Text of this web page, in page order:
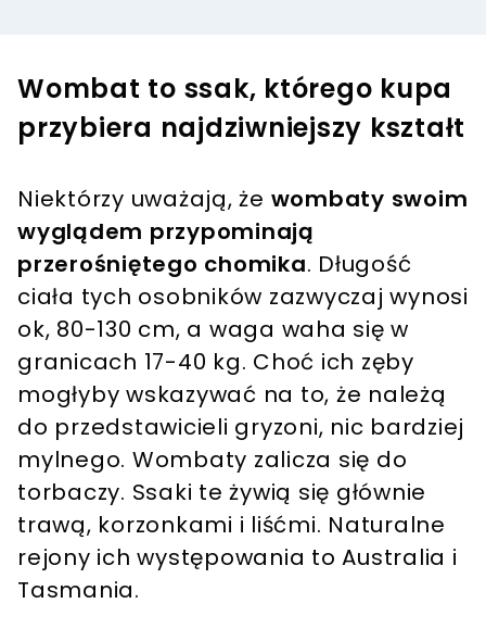
Wombat to ssak, którego kupa
przybiera najdziwniejszy kształt
Niektórzy uważają, że wombaty swoim
wyglądem przypominają
przerośniętego chomika. Długość
ciała tych osobników zazwyczaj wynosi
ok, 80-130 cm, a waga waha się w
granicach 17-40 kg. Choć ich zęby
mogłyby wskazywać na to, że należą
do przedstawicieli gryzoni, nic bardziej
mylnego. Wombaty zalicza się do
torbaczy. Ssaki te żywią się głównie
trawą, korzonkami i liśćmi. Naturalne
rejony ich występowania to Australia i
Tasmania.